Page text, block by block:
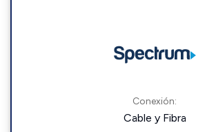
Conexión:
Cable y Fibra